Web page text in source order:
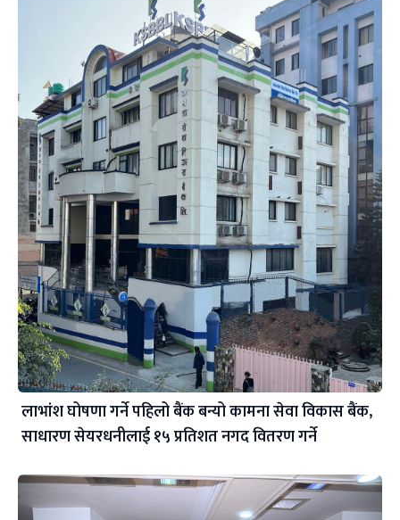
लाभांश घोषणा गर्ने पहिलो बैंक बन्यो कामना सेवा विकास बैंक,
साधारण सेयरधनीलाई १५ प्रतिशत नगद वितरण गर्ने